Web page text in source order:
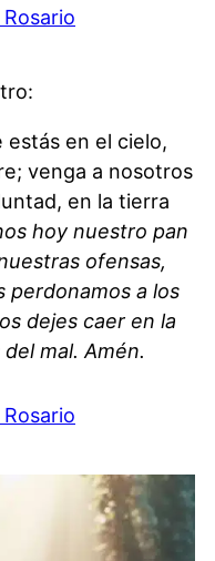
estás en el cielo,
venga a nosotros
en la tierra
hoy nuestro pan
ofensas,
perdonamos a los
dejes caer en la
mal. Amén.